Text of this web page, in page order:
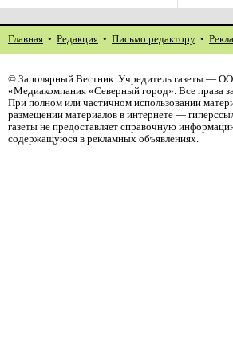
Главная • Редакция • Письмо редактору •
© Заполярный Вестник. Учредитель газеты —
«Медиакомпания «Северный город». Все права
При полном или частичном использовании
размещении материалов в интернете —
газеты не предоставляет справочную
содержащуюся в рекламных объявлениях.